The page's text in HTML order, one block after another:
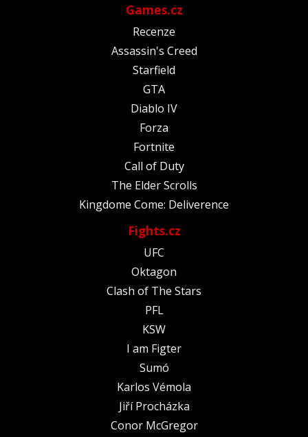
Games.cz
Recenze
Assassin's Creed
Starfield
GTA
Diablo IV
Forza
Fortnite
Call of Duty
The Elder Scrolls
Kingdome Come: Deliverence
Fights.cz
UFC
Oktagon
Clash of The Stars
PFL
KSW
I am Figter
Sumó
Karlos Vémola
Jiří Procházka
Conor McGregor